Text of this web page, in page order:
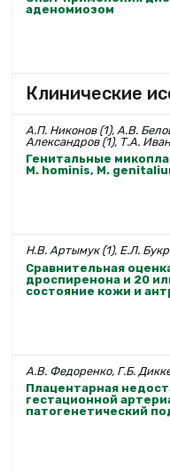
аденомиозом
Клинические
А.П. Никонов (1), А.В.
Александров (1), Т.А.
Генитальные
M. hominis, M.
Н.В. Артымук (1), Е.Л.
Сравнительная
дроспиренона и 20
состояние кожи и
А.В. Федоренко, Г.Б.
Плацентарная
гестационной
патогенетический